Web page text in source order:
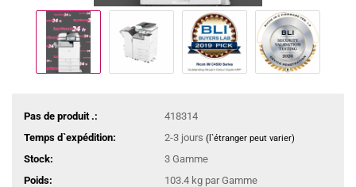
Pas de produit .:
418314
Temps d`expédition:
2-3 jours (l`étranger peut varier)
Stock: 3 Gamme
Poids:
103.4kg par Gamme